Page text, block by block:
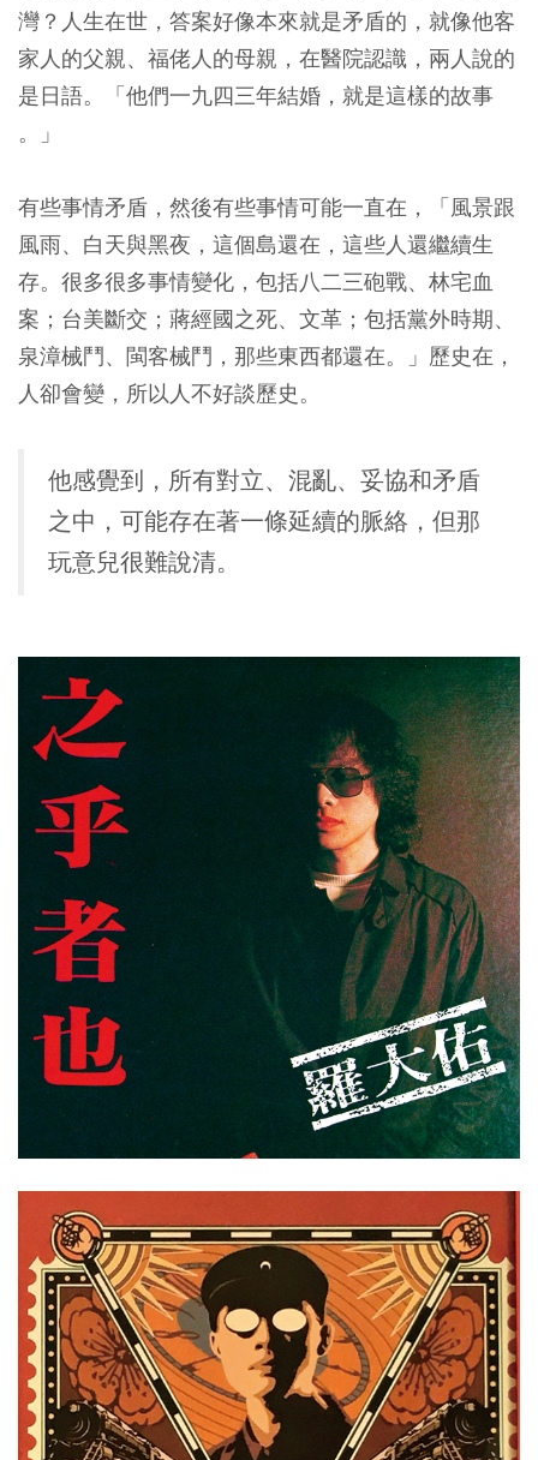
灣？人生在世，答案好像本來就是矛盾的，就像他客
家人的父親、福佬人的母親，在醫院認識，兩人說的
是日語。「他們一九四三年結婚，就是這樣的故事
。」
有些事情矛盾，然後有些事情可能一直在，「風景跟
風雨、白天與黑夜，這個島還在，這些人還繼續生
存。很多很多事情變化，包括八二三砲戰、林宅血
案；台美斷交；蔣經國之死、文革；包括黨外時期、
泉漳械鬥、閩客械鬥，那些東西都還在。」歷史在，
人卻會變，所以人不好談歷史。
他感覺到，所有對立、混亂、妥協和矛盾
之中，可能存在著一條延續的脈絡，但那
玩意兒很難說清。